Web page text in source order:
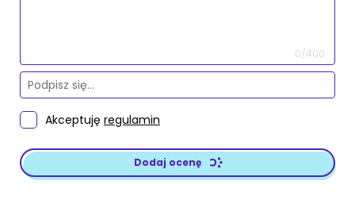
0/400
Akceptuję regulamin
Dodaj ocenę